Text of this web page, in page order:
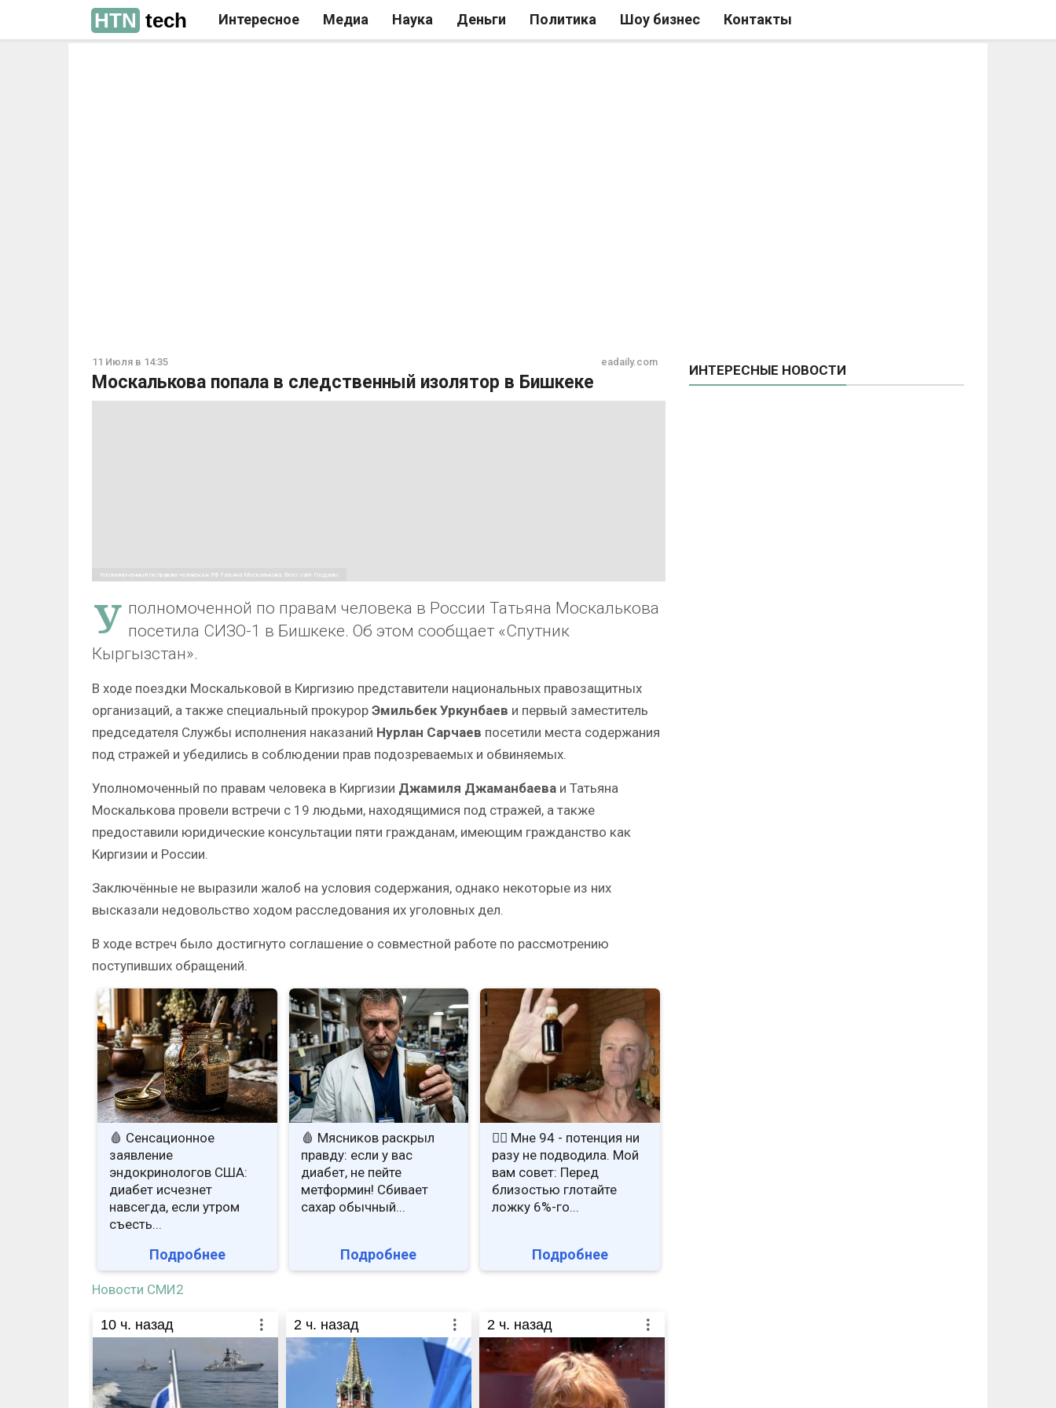
HTN tech Интересное Медиа Наука Деньги Политика Шоу бизнес Контакты
11 Июля в 14:35 eadaily.com
Москалькова попала в следственный изолятор в Бишкеке
Уполномоченный по правам человека в РФ Татьяна Москалькова. Фото: сайт Госдумы
У полномоченной по правам человека в России Татьяна Москалькова
посетила СИЗО-1 в Бишкеке. Об этом сообщает «Спутник
Кыргызстан».
В ходе поездки Москальковой в Киргизию представители национальных правозащитных
организаций, а также специальный прокурор Эмильбек Уркунбаев и первый заместитель
председателя Службы исполнения наказаний Нурлан Сарчаев посетили места содержания
под стражей и убедились в соблюдении прав подозреваемых и обвиняемых.
Уполномоченный по правам человека в Киргизии Джамиля Джаманбаева и Татьяна
Москалькова провели встречи с 19 людьми, находящимися под стражей, а также
предоставили юридические консультации пяти гражданам, имеющим гражданство как
Киргизии и России.
Заключённые не выразили жалоб на условия содержания, однако некоторые из них
высказали недовольство ходом расследования их уголовных дел.
В ходе встреч было достигнуто соглашение о совместной работе по рассмотрению
поступивших обращений.
🩸 Сенсационное
заявление
эндокринологов США:
диабет исчезнет
навсегда, если утром
съесть...
Подробнее
🩸 Мясников раскрыл
правду: если у вас
диабет, не пейте
метформин! Сбивает
сахар обычный...
Подробнее
❤️‍🔥 Мне 94 - потенция ни
разу не подводила. Мой
вам совет: Перед
близостью глотайте
ложку 6%-го...
Подробнее
Новости СМИ2
10 ч. назад 2 ч. назад 2 ч. назад
ИНТЕРЕСНЫЕ НОВОСТИ